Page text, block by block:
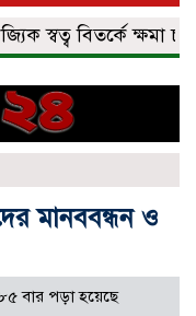
স্বত্ব বিতর্কে ক্ষমা চাইল
মানববন্ধন ও
বার পড়া হয়েছে